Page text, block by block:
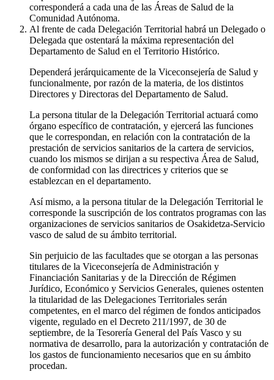
corresponderá a cada una de las Áreas de Salud de la
Comunidad Autónoma.
Al frente de cada Delegación Territorial habrá un Delegado o
Delegada que ostentará la máxima representación del
Departamento de Salud en el Territorio Histórico.
Dependerá jerárquicamente de la Viceconsejería de Salud y
funcionalmente, por razón de la materia, de los distintos
Directores y Directoras del Departamento de Salud.
La persona titular de la Delegación Territorial actuará como
órgano específico de contratación, y ejercerá las funciones
que le correspondan, en relación con la contratación de la
prestación de servicios sanitarios de la cartera de servicios,
cuando los mismos se dirijan a su respectiva Área de Salud,
de conformidad con las directrices y criterios que se
establezcan en el departamento.
Así mismo, a la persona titular de la Delegación Territorial le
corresponde la suscripción de los contratos programas con las
organizaciones de servicios sanitarios de Osakidetza-Servicio
vasco de salud de su ámbito territorial.
Sin perjuicio de las facultades que se otorgan a las personas
titulares de la Viceconsejería de Administración y
Financiación Sanitarias y de la Dirección de Régimen
Jurídico, Económico y Servicios Generales, quienes ostenten
la titularidad de las Delegaciones Territoriales serán
competentes, en el marco del régimen de fondos anticipados
vigente, regulado en el Decreto 211/1997, de 30 de
septiembre, de la Tesorería General del País Vasco y su
normativa de desarrollo, para la autorización y contratación de
los gastos de funcionamiento necesarios que en su ámbito
procedan.